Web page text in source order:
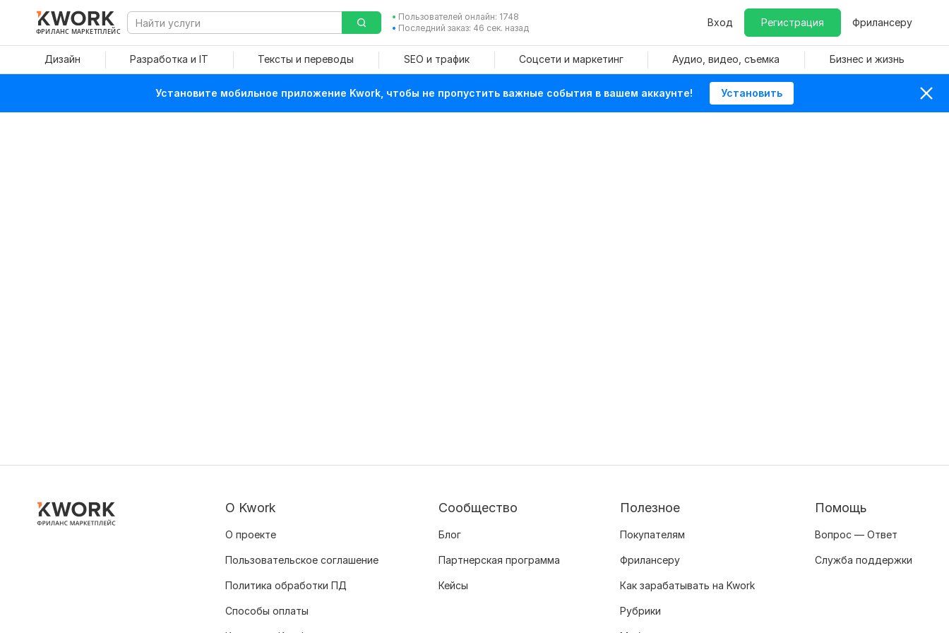
ФРИЛАНС МАРКЕТПЛЕЙС
Пользователей онлайн: 1748
Последний заказ: 46 сек. назад
Вход Регистрация Фрилансеру
Дизайн Разработка и IT Тексты и переводы SEO и трафик Соцсети и маркетинг Аудио, видео, съемка Бизнес и жизнь
Установите мобильное приложение Kwork, чтобы не пропустить важные события в вашем аккаунте! Установить
О Kwork
О проекте
Пользовательское соглашение
Политика обработки ПД
Способы оплаты
Сообщество
Блог
Партнерская программа
Кейсы
Полезное
Покупателям
Фрилансеру
Как зарабатывать на Kwork
Рубрики
Помощь
Вопрос — Ответ
Служба поддержки